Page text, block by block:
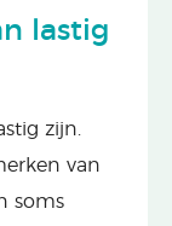
lastig
zijn.
van
soms